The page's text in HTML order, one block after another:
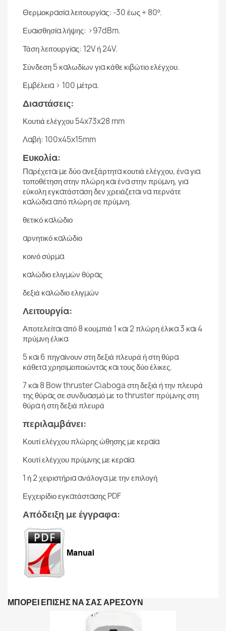
Θερμοκρασία λειτουργίας: -30 έως + 80º.
Ευαισθησία λήψης: >97dBm.
Τάση λειτουργίας: 12V ή 24V.
Σύνδεση 5 καλωδίων για κάθε κιβώτιο ελέγχου.
Εμβέλεια > 100 μέτρα.
Διαστάσεις:
Κουτιά ελέγχου 54x73x28 mm
Λαβή: 100x45x15mm
Ευκολία:
Παρέχεται με δύο ανεξάρτητα κουτιά ελέγχου, ένα για
τοποθέτηση στην πλώρη και ένα στην πρύμνη, για
εύκολη εγκατάσταση δεν χρειάζεται να περνάτε
καλώδια από πλώρη σε πρύμνη.
θετικό καλώδιο
αρνητικό καλώδιο
κοινό σύρμα
καλώδιο ελιγμών θύρας
δεξιά καλώδιο ελιγμών
Λειτουργία:
Αποτελείται από 8 κουμπιά 1 και 2 πλώρη έλικα 3 και 4
πρύμνη έλικα
5 και 6 πηγαίνουν στη δεξιά πλευρά ή στη θύρα
κάθετα χρησιμοποιώντας και τους δύο έλικες.
7 και 8 Bow thruster Ciaboga στη δεξιά ή την πλευρά
της θύρας σε συνδυασμό με το thruster πρύμνης στη
θύρα ή στη δεξιά πλευρά
περιλαμβάνει:
Κουτί ελέγχου πλώρης ώθησης με κεραία
Κουτί ελέγχου πρύμνης με κεραία
1 ή 2 χειριστήρια ανάλογα με την επιλογή
Εγχειρίδιο εγκατάστασης PDF
Απόδειξη με έγγραφα:
ΜΠΟΡΕΊ ΕΠΊΣΗΣ ΝΑ ΣΑΣ ΑΡΈΣΟΥΝ